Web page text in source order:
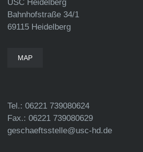
USC Heidelberg
Bahnhofstraße 34/1
69115 Heidelberg
MAP
Tel.: 06221 739080624
Fax.: 06221 739080629
geschaeftsstelle@usc-hd.de